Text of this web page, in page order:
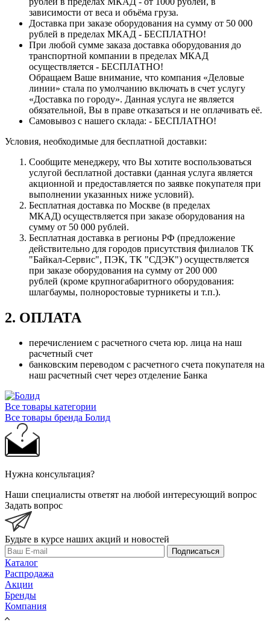
зависимости от веса и объёма груза.
Доставка при заказе оборудования на сумму от 50 000
рублей в пределах МКАД - БЕСПЛАТНО!
При любой сумме заказа доставка оборудования до
транспортной компании в пределах МКАД
осуществляется - БЕСПЛАТНО!
Обращаем Ваше внимание, что компания «Деловые
линии» стала по умолчанию включать в счет услугу
«Доставка по городу». Данная услуга не является
обязательной, Вы в праве отказаться и не оплачивать её.
Самовывоз с нашего склада: - БЕСПЛАТНО!
Условия, необходимые для бесплатной доставки:
Сообщите менеджеру, что Вы хотите воспользоваться
услугой бесплатной доставки (данная услуга является
акционной и предоставляется по заявке покупателя при
выполнении указанных ниже условий).
Бесплатная доставка по Москве (в пределах
МКАД) осуществляется при заказе оборудования на
сумму от 50 000 рублей.
Бесплатная доставка в регионы РФ (предложение
действительно для городов присутствия филиалов ТК
"Байкал-Сервис", ПЭК, ТК "СДЭК") осуществляется
при заказе оборудования на сумму от 200 000
рублей (кроме крупногабаритного оборудования:
шлагбаумы, полноростовые турникеты и т.п.).
2. ОПЛАТА
перечислением с расчетного счета юр. лица на наш
расчетный счет
банковским переводом с расчетного счета покупателя на
наш расчетный счет через отделение Банка
Все товары категории
Все товары бренда Болид
Нужна консультация?
Наши специалисты ответят на любой интересующий вопрос
Задать вопрос
Будьте в курсе наших акций и новостей
Подписаться
Каталог
Распродажа
Акции
Бренды
Компания